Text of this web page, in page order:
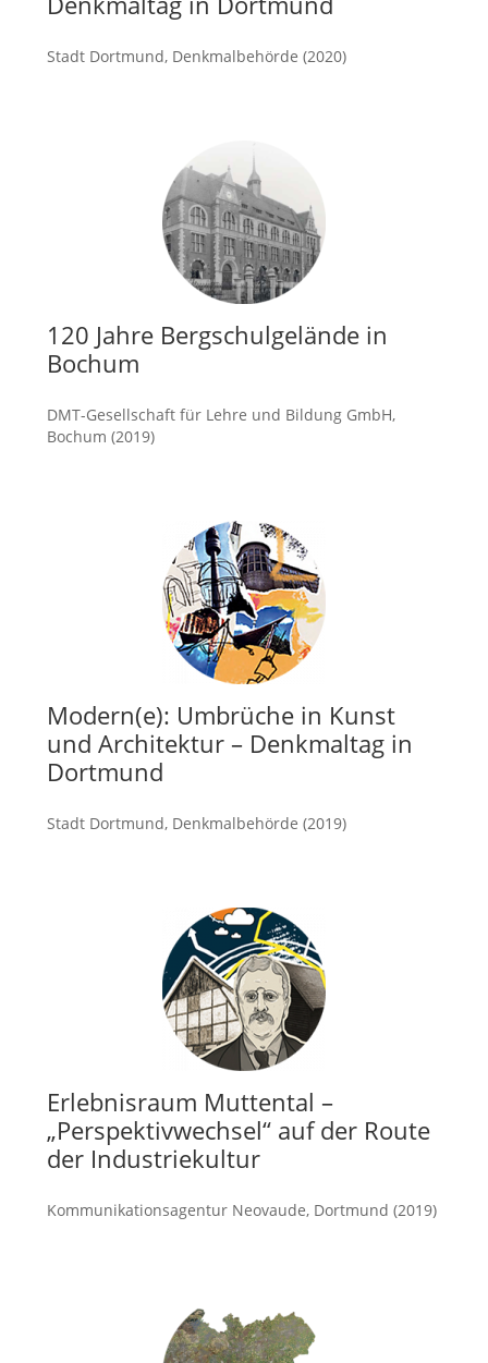
Stadt Dortmund, Denkmalbehörde (2020)
120 Jahre Bergschulgelände in
Bochum
DMT-Gesellschaft für Lehre und Bildung GmbH,
Bochum (2019)
Modern(e): Umbrüche in Kunst
und Architektur – Denkmaltag in
Dortmund
Stadt Dortmund, Denkmalbehörde (2019)
Erlebnisraum Muttental –
„Perspektivwechsel“ auf der Route
der Industriekultur
Kommunikationsagentur Neovaude, Dortmund (2019)